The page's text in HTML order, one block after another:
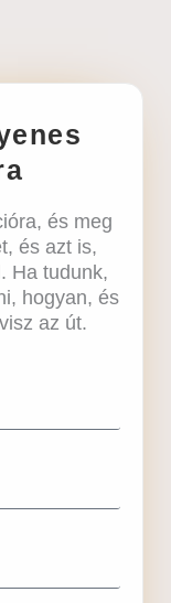
és meg
és azt is,
Ha tudunk,
hogyan, és
az út.